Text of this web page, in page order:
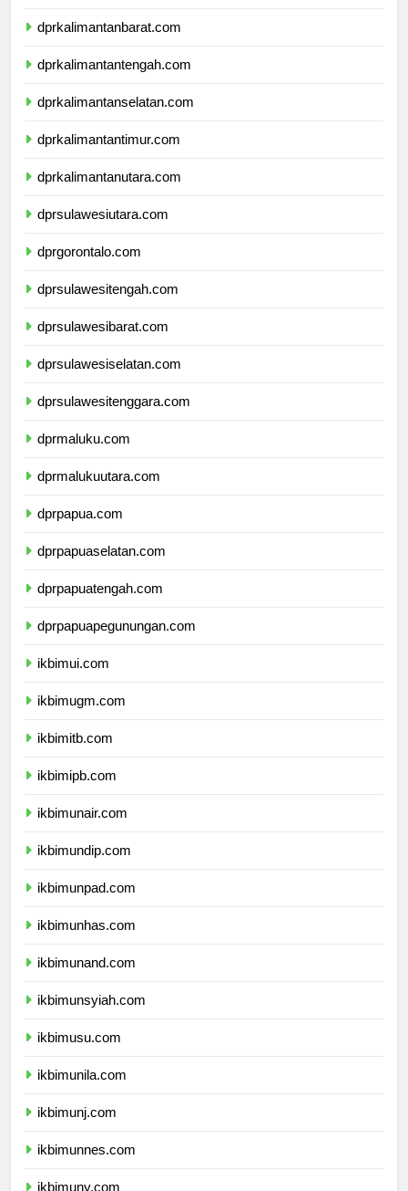
dprkalimantanbarat.com
dprkalimantantengah.com
dprkalimantanselatan.com
dprkalimantantimur.com
dprkalimantanutara.com
dprsulawesiutara.com
dprgorontalo.com
dprsulawesitengah.com
dprsulawesibarat.com
dprsulawesiselatan.com
dprsulawesitenggara.com
dprmaluku.com
dprmalukuutara.com
dprpapua.com
dprpapuaselatan.com
dprpapuatengah.com
dprpapuapegunungan.com
ikbimui.com
ikbimugm.com
ikbimitb.com
ikbimipb.com
ikbimunair.com
ikbimundip.com
ikbimunpad.com
ikbimunhas.com
ikbimunand.com
ikbimunsyiah.com
ikbimusu.com
ikbimunila.com
ikbimunj.com
ikbimunnes.com
ikbimuny.com